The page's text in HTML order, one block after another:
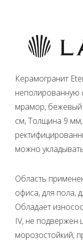
Керамогранит
неполированную
мрамор, бежевый
см, Толщина 9
можно
Область
офиса, для пола,
Обладает
IV, не подвержен
морозостойкий,